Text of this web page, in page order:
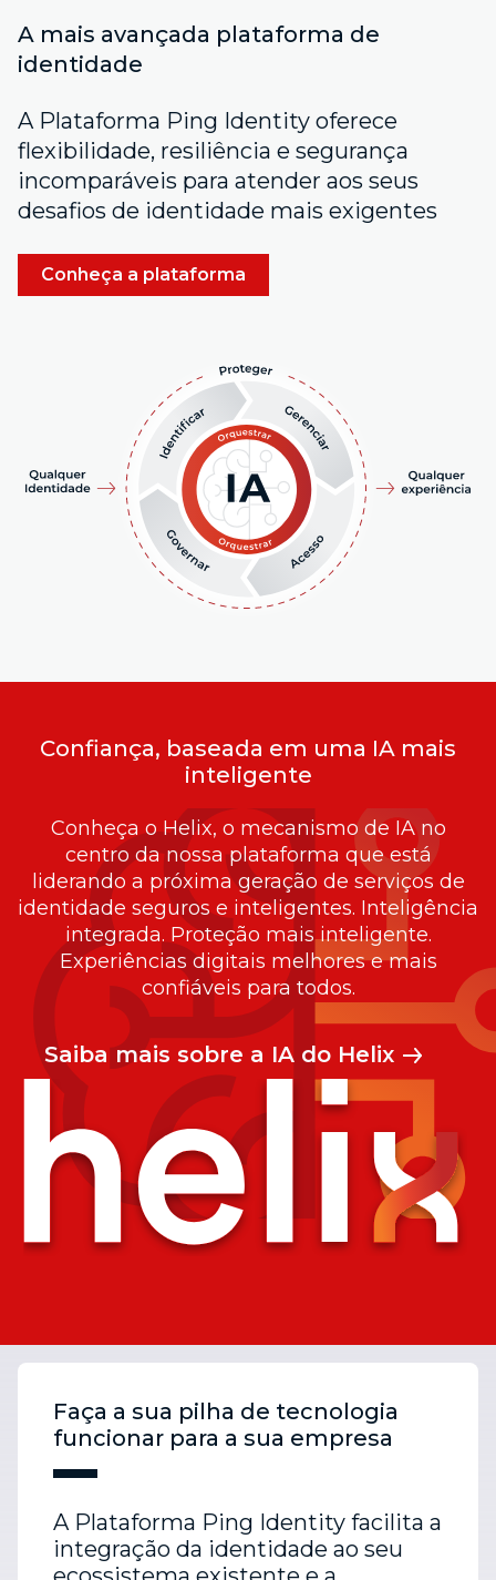
A mais avançada plataforma de
identidade
A Plataforma Ping Identity oferece
flexibilidade, resiliência e segurança
incomparáveis para atender aos seus
desafios de identidade mais exigentes
Conheça a plataforma
Confiança, baseada em uma IA mais
inteligente
Conheça o Helix, o mecanismo de IA no
centro da nossa plataforma que está
liderando a próxima geração de serviços de
identidade seguros e inteligentes. Inteligência
integrada. Proteção mais inteligente.
Experiências digitais melhores e mais
confiáveis para todos.
Saiba mais sobre a IA do Helix
Faça a sua pilha de tecnologia
funcionar para a sua empresa
A Plataforma Ping Identity facilita a
integração da identidade ao seu